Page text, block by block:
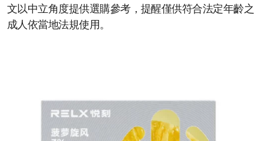
文以中立角度提供選購參考，提醒僅供符合法定年齡之
成人依當地法規使用。